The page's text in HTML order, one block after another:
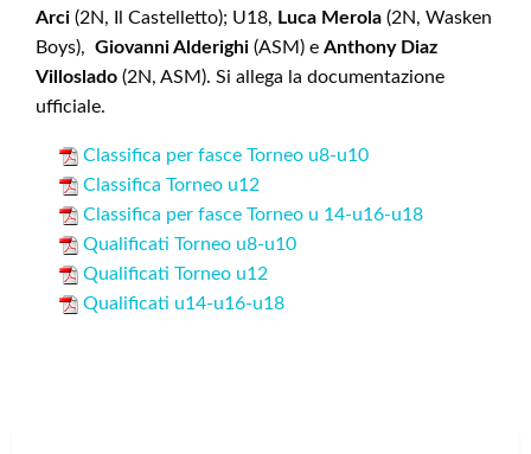
Arci (2N, Il Castelletto); U18, Luca Merola (2N, Wasken
Boys), Giovanni Alderighi (ASM) e Anthony Diaz
Villoslado (2N, ASM). Si allega la documentazione
ufficiale.
Classifica per fasce Torneo u8-u10
Classifica Torneo u12
Classifica per fasce Torneo u 14-u16-u18
Qualificati Torneo u8-u10
Qualificati Torneo u12
Qualificati u14-u16-u18